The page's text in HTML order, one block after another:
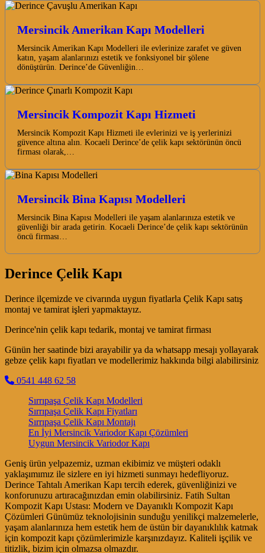
Mersincik Amerikan Kapı Modelleri
Mersincik Amerikan Kapı Modelleri ile evlerinize zarafet ve güven
katın, yaşam alanlarınızı estetik ve fonksiyonel bir şölene
dönüştürün. Derince’de Güvenliğin…
Mersincik Kompozit Kapı Hizmeti
Mersincik Kompozit Kapı Hizmeti ile evlerinizi ve iş yerlerinizi
güvence altına alın. Kocaeli Derince’de çelik kapı sektörünün öncü
firması olarak,…
Mersincik Bina Kapısı Modelleri
Mersincik Bina Kapısı Modelleri ile yaşam alanlarınıza estetik ve
güvenliği bir arada getirin. Kocaeli Derince’de çelik kapı sektörünün
öncü firması…
Derince Çelik Kapı
Derince ilçemizde ve civarında uygun fiyatlarla Çelik Kapı satış
montaj ve tamirat işleri yapmaktayız.
Derince'nin çelik kapı tedarik, montaj ve tamirat firması
Günün her saatinde bizi arayabilir ya da whatsapp mesajı yollayarak
gebze çelik kapı fiyatları ve modellerimiz hakkında bilgi alabilirsiniz
0541 448 62 58
Sırrıpaşa Çelik Kapı Modelleri
Sırrıpaşa Çelik Kapı Fiyatları
Sırrıpaşa Çelik Kapı Montajı
En İyi Mersincik Variodor Kapı Çözümleri
Uygun Mersincik Variodor Kapı
Geniş ürün yelpazemiz, uzman ekibimiz ve müşteri odaklı
yaklaşımımız ile sizlere en iyi hizmeti sunmayı hedefliyoruz.
Derince Tahtalı Amerikan Kapı tercih ederek, güvenliğinizi ve
konforunuzu artıracağınızdan emin olabilirsiniz. Fatih Sultan
Kompozit Kapı Ustası: Modern ve Dayanıklı Kompozit Kapı
Çözümleri Günümüz teknolojisinin sunduğu yenilikçi malzemelerle,
yaşam alanlarınıza hem estetik hem de üstün bir dayanıklılık katmak
için kompozit kapı çözümlerimizle karşınızdayız. Kaliteli işçilik ve
titizlik, bizim için olmazsa olmazdır.